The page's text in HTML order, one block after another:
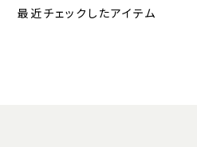
最近チェックしたアイテム